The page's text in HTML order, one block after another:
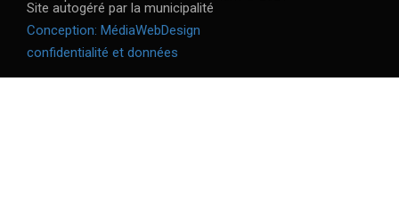
Site autogéré par la municipalité
Conception: MédiaWebDesign
confidentialité et données